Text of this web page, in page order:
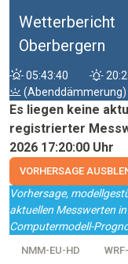
Wetterbericht
Oberbergern
05:43:40
(Abenddämmerung)
Es liegen keine
registrierter
2026 17:20:00 Uhr
VORHERSAGE
Vorhersage,
aktuellen Messwerten
Computermodell-
NMM-EU-HD